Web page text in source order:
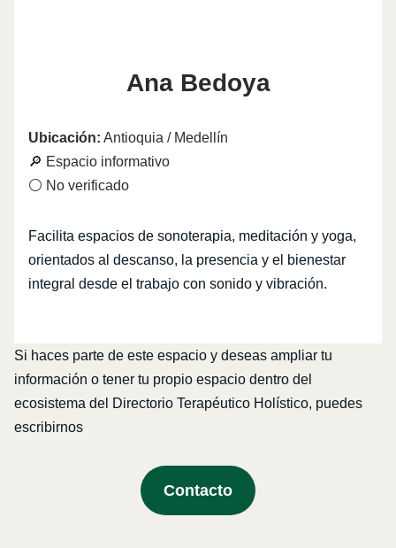
Ana Bedoya
Ubicación: Antioquia / Medellín
🔎 Espacio informativo
⚪ No verificado
Facilita espacios de sonoterapia, meditación y yoga,
orientados al descanso, la presencia y el bienestar
integral desde el trabajo con sonido y vibración.
Si haces parte de este espacio y deseas ampliar tu
información o tener tu propio espacio dentro del
ecosistema del Directorio Terapéutico Holístico, puedes
escribirnos
Contacto